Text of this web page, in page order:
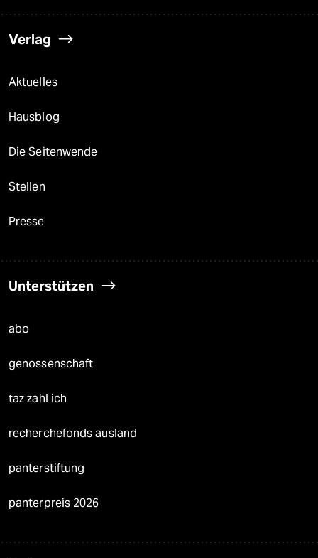
Verlag
Aktuelles
Hausblog
Die Seitenwende
Stellen
Presse
Unterstützen
abo
genossenschaft
taz zahl ich
recherchefonds ausland
panterstiftung
panterpreis 2026